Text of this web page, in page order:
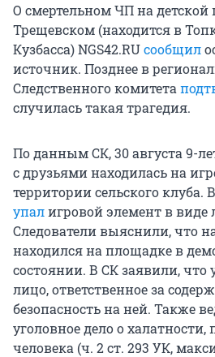
О смертельном ЧП на детской
Трещевском (находится в
Кузбасса) NGS42.RUсообщил
источник. Позднее в
Следственного комитета
случилась такая трагедия.
По данным СК, 30 августа 9-
с друзьями находилась на
территории сельского клуба.
упалигровой элемент в виде
Следователи выяснили, что
находился на площадке в
состоянии. В СК заявили, что
лицо, ответственное за
безопасность на ней. Также
уголовное дело о
человека (ч. 2 ст. 293 УК,